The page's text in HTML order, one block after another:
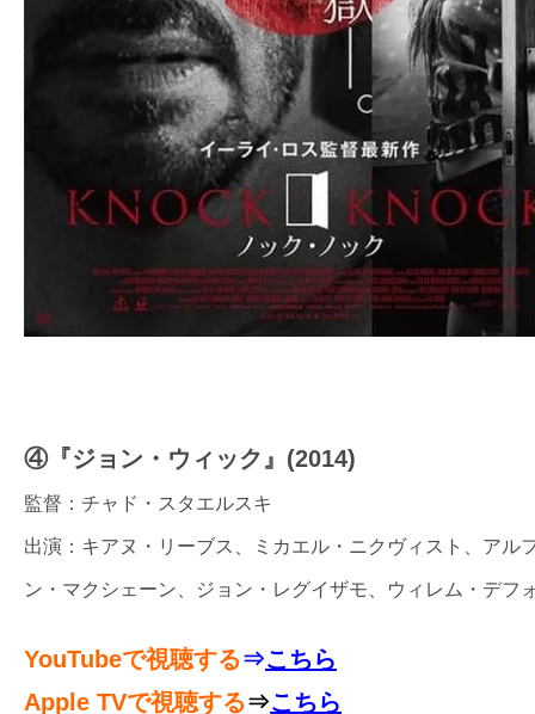
④『ジョン・ウィック』(2014)
監督：チャド・スタエルスキ
出演：キアヌ・リーブス、ミカエル・ニクヴィスト、アル
ン・マクシェーン、ジョン・レグイザモ、ウィレム・デフ
YouTubeで視聴する⇒こちら
Apple TVで視聴する⇒こちら